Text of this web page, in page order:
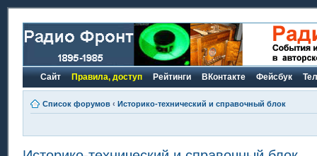
Сайт Правила, доступ Рейтинги ВКонтакте Фейсбук
Список форумов ‹ Историко-технический и справочный блок